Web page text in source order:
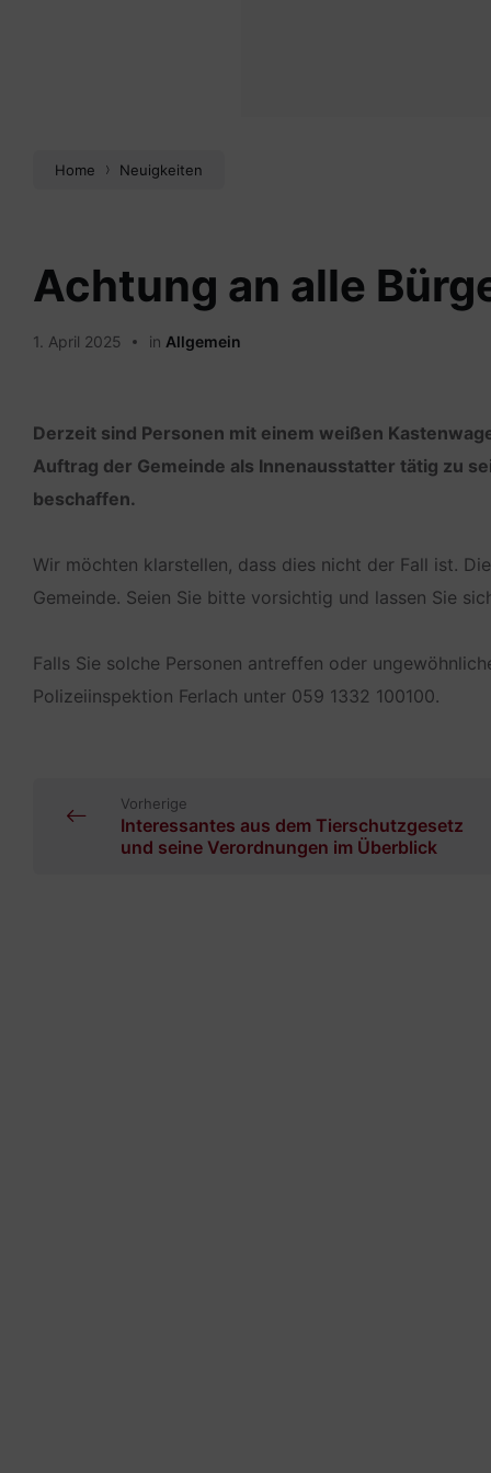
Home Neuigkeiten
Achtung an alle
1. April 2025 in Allgemein
Derzeit sind Personen mit einem weißen
Auftrag der Gemeinde als Innenausstatter tätig zu
beschaffen.
Wir möchten klarstellen, dass dies nicht der Fall ist.
Gemeinde. Seien Sie bitte vorsichtig und lassen Sie
Falls Sie solche Personen antreffen oder
Polizeiinspektion Ferlach unter 059 1332 100100.
Vorherige
Interessantes aus dem Tierschutzgesetz
und seine Verordnungen im Überblick